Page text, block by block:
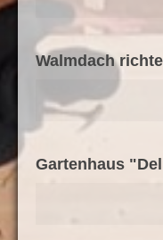
Walmdach
Gartenhaus